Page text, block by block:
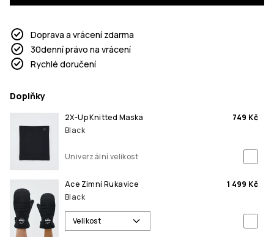
Doprava a vrácení zdarma
30denní právo na vrácení
Rychlé doručení
Doplňky
2X-Up Knitted Maska
Black
749 Kč
Univerzální velikost
Ace Zimní Rukavice
Black
1 499 Kč
Velikost